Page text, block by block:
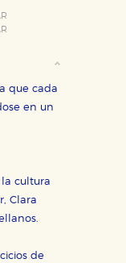
que cada
en un
la cultura
Clara
de
web dejen de
de
La información
publicidad
identificación única